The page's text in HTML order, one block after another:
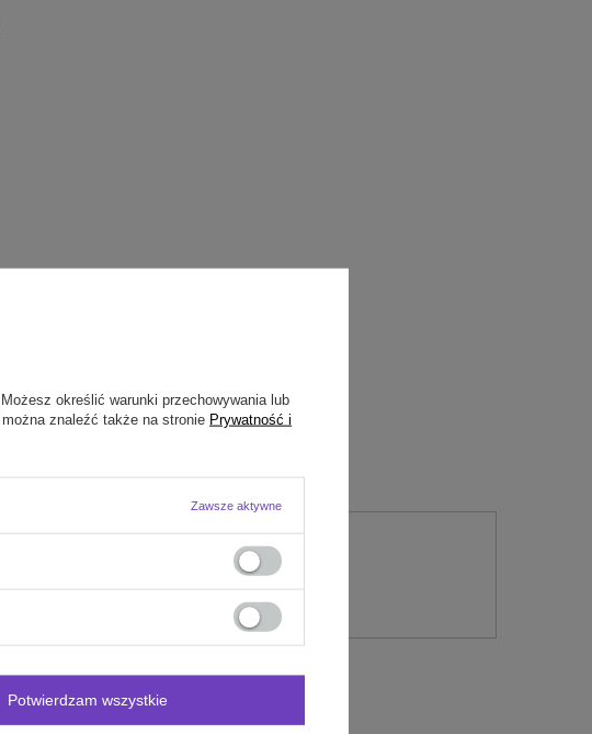
. Możesz określić warunki przechowywania lub
znaleźć także na stronie Prywatność i
Zawsze aktywne
Potwierdzam wszystkie